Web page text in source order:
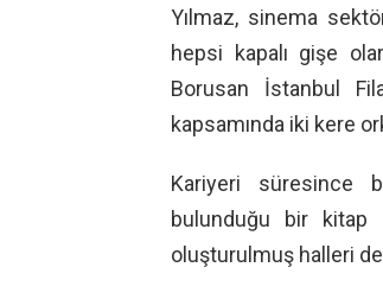
Yılmaz, sinema
hepsi kapalı gişe
Borusan İstanbul
kapsamında iki kere
Kariyeri süresince
bulunduğu bir kitap
oluşturulmuş halleri